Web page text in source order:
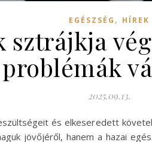
EGÉSZSÉG , HÍREK
sztrájkja
problémák
2025.09.13.
és elkeseredett
jövőjéről, hanem a hazai